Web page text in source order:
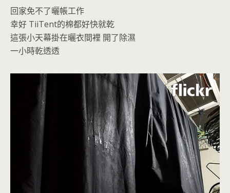
回家免不了曬帳工作
幸好 TiiTent的棉都好快就乾
這張小天幕掛在曬衣間裡 開了除濕
一小時乾透透